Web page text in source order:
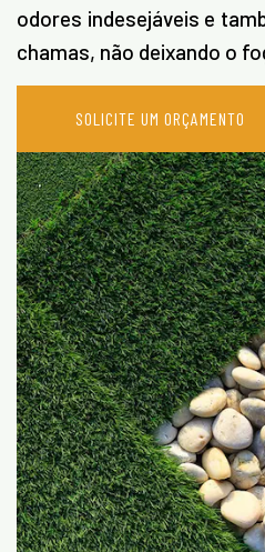
odores indesejáveis e
chamas, não deixando o
SOLICITE UM ORÇAMENTO